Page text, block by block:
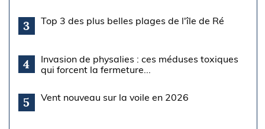
3 Top 3 des plus belles plages de l'île de Ré
4
Invasion de physalies : ces méduses toxiques
qui forcent la fermeture...
5 Vent nouveau sur la voile en 2026